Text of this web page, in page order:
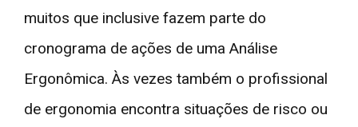
muitos que inclusive fazem parte do
cronograma de ações de uma Análise
Ergonômica. Às vezes também o profissional
de ergonomia encontra situações de risco ou